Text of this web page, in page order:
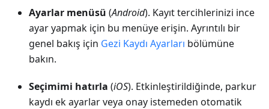
Ayarlar menüsü (Android). Kayıt tercihlerinizi ince
ayar yapmak için bu menüye erişin. Ayrıntılı bir
genel bakış için Gezi Kaydı Ayarları bölümüne
bakın.
Seçimimi hatırla (iOS). Etkinleştirildiğinde, parkur
kaydı ek ayarlar veya onay istemeden otomatik